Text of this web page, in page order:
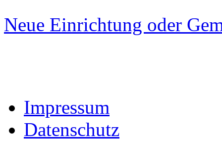
Neue Einrichtung oder
Impressum
Datenschutz